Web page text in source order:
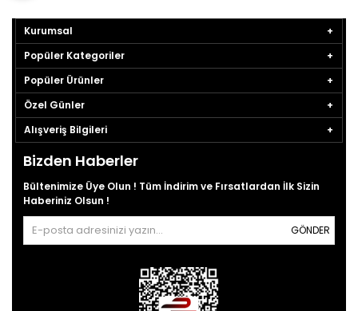
Kurumsal
Popüler Kategoriler
Popüler Ürünler
Özel Günler
Alışveriş Bilgileri
Bizden Haberler
Bültenimize Üye Olun ! Tüm İndirim ve Fırsatlardan İlk Sizin
Haberiniz Olsun !
GÖNDER